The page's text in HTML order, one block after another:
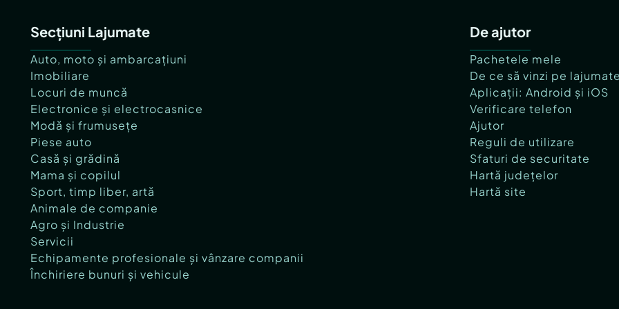
Secțiuni Lajumate
Auto, moto și ambarcațiuni
Imobiliare
Locuri de muncă
Electronice și electrocasnice
Modă și frumusețe
Piese auto
Casă și grădină
Mama și copilul
Sport, timp liber, artă
Animale de companie
Agro și Industrie
Servicii
Echipamente profesionale și vânzare companii
Închiriere bunuri și vehicule
De ajutor
Pachetele mele
De ce să vinzi pe
Aplicații: Android și iOS
Verificare telefon
Ajutor
Reguli de utilizare
Sfaturi de securitate
Hartă județelor
Hartă site